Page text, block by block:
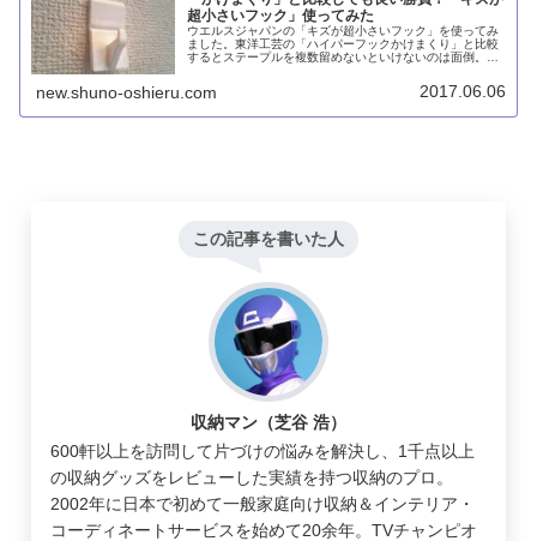
超小さいフック」使ってみた
ウエルスジャパンの「キズが超小さいフック」を使ってみ
ました。東洋工芸の「ハイパーフックかけまくり」と比較
するとステープルを複数留めないといけないのは面倒。一
new.shuno-oshieru.com 2017.06.06
この記事を書いた人
収納マン（芝谷 浩）
600軒以上を訪問して片づけの悩みを解決し、1千点以上
の収納グッズをレビューした実績を持つ収納のプロ。
2002年に日本で初めて一般家庭向け収納＆インテリア・
コーディネートサービスを始めて20余年。TVチャンピオ